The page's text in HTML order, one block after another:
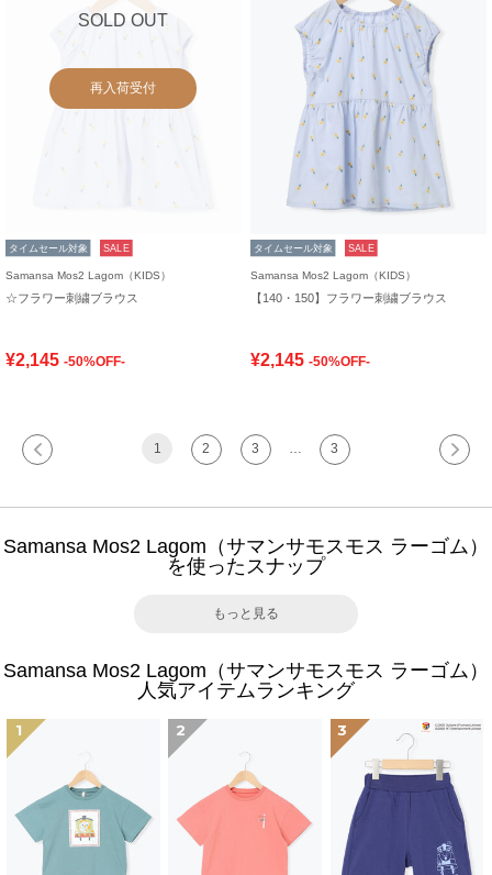
SOLD OUT
再入荷受付
タイムセール対象 SALE
Samansa Mos2 Lagom（KIDS）
☆フラワー刺繍ブラウス
¥2,145 -50%OFF-
タイムセール対象 SALE
Samansa Mos2 Lagom（KIDS）
【140・150】フラワー刺繍ブラウス
¥2,145 -50%OFF-
1 2 3 3
Samansa Mos2 Lagom（サマンサモスモス ラーゴム）
を使ったスナップ
もっと見る
Samansa Mos2 Lagom（サマンサモスモス ラーゴム）
人気アイテムランキング
1 2 3